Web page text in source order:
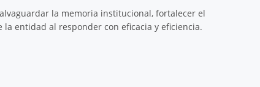
la memoria institucional, fortalecer el
entidad al responder con eficacia y eficiencia.